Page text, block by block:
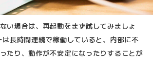
い場合は、再起動をまず試してみましょ
長時間連続で稼働していると、内部に不
たり、動作が不安定になったりすることが